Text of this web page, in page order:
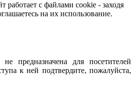
работает с файлами cookie - заходя
на их использование.
предназначена для посетителей
к ней подтвердите, пожалуйста,